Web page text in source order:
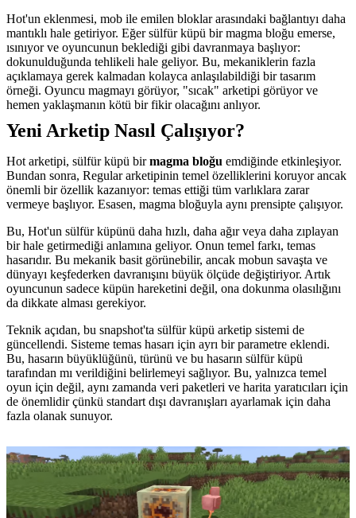
Hot'un eklenmesi, mob ile emilen bloklar arasındaki bağlantıyı daha
mantıklı hale getiriyor. Eğer sülfür küpü bir magma bloğu emerse,
ısınıyor ve oyuncunun beklediği gibi davranmaya başlıyor:
dokunulduğunda tehlikeli hale geliyor. Bu, mekaniklerin fazla
açıklamaya gerek kalmadan kolayca anlaşılabildiği bir tasarım
örneği. Oyuncu magmayı görüyor, "sıcak" arketipi görüyor ve
hemen yaklaşmanın kötü bir fikir olacağını anlıyor.
Yeni Arketip Nasıl Çalışıyor?
Hot arketipi, sülfür küpü birmagma bloğu emdiğinde etkinleşiyor.
Bundan sonra, Regular arketipinin temel özelliklerini koruyor ancak
önemli bir özellik kazanıyor: temas ettiği tüm varlıklara zarar
vermeye başlıyor. Esasen, magma bloğuyla aynı prensipte çalışıyor.
Bu, Hot'un sülfür küpünü daha hızlı, daha ağır veya daha zıplayan
bir hale getirmediği anlamına geliyor. Onun temel farkı, temas
hasarıdır. Bu mekanik basit görünebilir, ancak mobun savaşta ve
dünyayı keşfederken davranışını büyük ölçüde değiştiriyor. Artık
oyuncunun sadece küpün hareketini değil, ona dokunma olasılığını
da dikkate alması gerekiyor.
Teknik açıdan, bu snapshot'ta sülfür küpü arketip sistemi de
güncellendi. Sisteme temas hasarı için ayrı bir parametre eklendi.
Bu, hasarın büyüklüğünü, türünü ve bu hasarın sülfür küpü
tarafından mı verildiğini belirlemeyi sağlıyor. Bu, yalnızca temel
oyun için değil, aynı zamanda veri paketleri ve harita yaratıcıları için
de önemlidir çünkü standart dışı davranışları ayarlamak için daha
fazla olanak sunuyor.